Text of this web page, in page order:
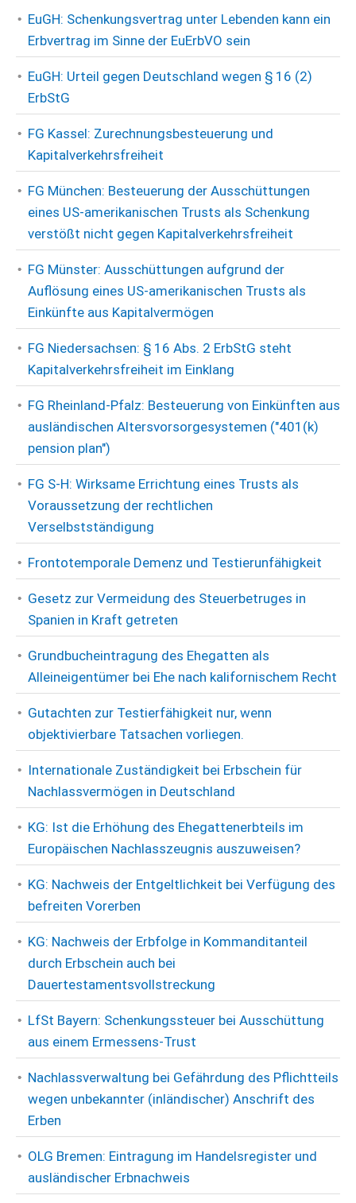
EuGH: Schenkungsvertrag unter Lebenden kann ein
Erbvertrag im Sinne der EuErbVO sein
EuGH: Urteil gegen Deutschland wegen § 16 (2)
ErbStG
FG Kassel: Zurechnungsbesteuerung und
Kapitalverkehrsfreiheit
FG München: Besteuerung der Ausschüttungen
eines US-amerikanischen Trusts als Schenkung
verstößt nicht gegen Kapitalverkehrsfreiheit
FG Münster: Ausschüttungen aufgrund der
Auflösung eines US-amerikanischen Trusts als
Einkünfte aus Kapitalvermögen
FG Niedersachsen: § 16 Abs. 2 ErbStG steht
Kapitalverkehrsfreiheit im Einklang
FG Rheinland-Pfalz: Besteuerung von Einkünften aus
ausländischen Altersvorsorgesystemen ("401(k)
pension plan")
FG S-H: Wirksame Errichtung eines Trusts als
Voraussetzung der rechtlichen
Verselbstständigung
Frontotemporale Demenz und Testierunfähigkeit
Gesetz zur Vermeidung des Steuerbetruges in
Spanien in Kraft getreten
Grundbucheintragung des Ehegatten als
Alleineigentümer bei Ehe nach kalifornischem Recht
Gutachten zur Testierfähigkeit nur, wenn
objektivierbare Tatsachen vorliegen.
Internationale Zuständigkeit bei Erbschein für
Nachlassvermögen in Deutschland
KG: Ist die Erhöhung des Ehegattenerbteils im
Europäischen Nachlasszeugnis auszuweisen?
KG: Nachweis der Entgeltlichkeit bei Verfügung des
befreiten Vorerben
KG: Nachweis der Erbfolge in Kommanditanteil
durch Erbschein auch bei
Dauertestamentsvollstreckung
LfSt Bayern: Schenkungssteuer bei Ausschüttung
aus einem Ermessens-Trust
Nachlassverwaltung bei Gefährdung des Pflichtteils
wegen unbekannter (inländischer) Anschrift des
Erben
OLG Bremen: Eintragung im Handelsregister und
ausländischer Erbnachweis